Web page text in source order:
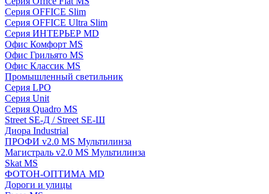
Серия OFFICE Slim
Серия OFFICE Ultra Slim
Серия ИНТЕРЬЕР MD
Офис Комфорт MS
Офис Грильято MS
Офис Классик MS
Промышленный светильник
Серия LPO
Серия Unit
Серия Quadro MS
Street SE-Д / Street SE-Ш
Диора Industrial
ПРОФИ v2.0 MS Мультилинза
Магистраль v2.0 MS Мультилинза
Skat MS
ФОТОН-ОПТИМА MD
Дороги и улицы